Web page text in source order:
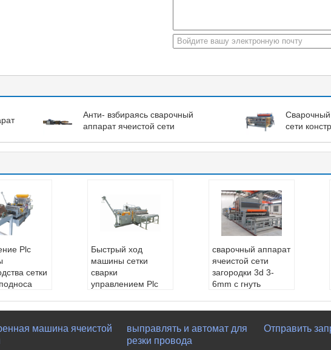
Анти- взбираясь сварочный
аппарат ячеистой сети
Сварочный
сети
Plc
сетки
ши
Быстрый ход
машины сетки
сварки
управлением Plc
а::1.3-3.8mm
Максимальная ши
сварочный аппарат
ячеистой сети
загородки 3d 3-
6mm с гнуть
еры доступные обс
машина ячеистой
выправлять и автомат для
резки провода
Отправить